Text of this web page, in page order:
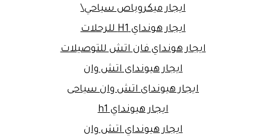
ايجار ميكروباص سياحي\
ايجار هونداي H1 للرحلات
ايجار هونداي فان اتش للتوصيلات
ايجار هيونداى اتش وان
ايجار هيونداى اتش وان سياحى
ايجار هيونداي h1
ايجار هيونداي اتش وان